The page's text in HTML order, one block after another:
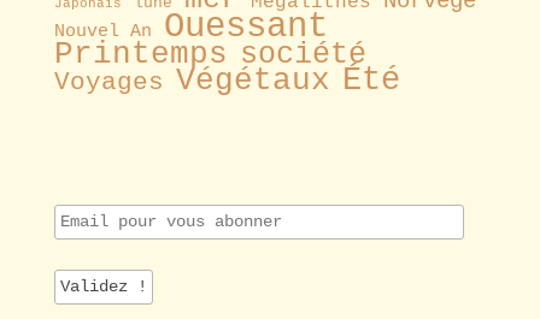
Japonais
Nouvel An Ouessant
Printemps société
Voyages Végétaux Été
E
m
i
l